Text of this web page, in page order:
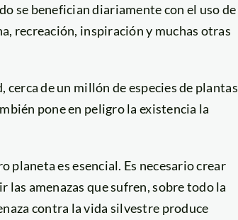
se benefician diariamente con el uso de
recreación, inspiración y muchas otras
de un millón de especies de plantas
pone en peligro la existencia la
es esencial. Es necesario crear
amenazas que sufren, sobre todo la
contra la vida silvestre produce